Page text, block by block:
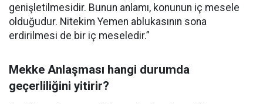
genişletilmesidir. Bunun anlamı, konunun iç mesele
olduğudur. Nitekim Yemen ablukasının sona
erdirilmesi de bir iç meseledir.”
Mekke Anlaşması hangi durumda
geçerliliğini yitirir?